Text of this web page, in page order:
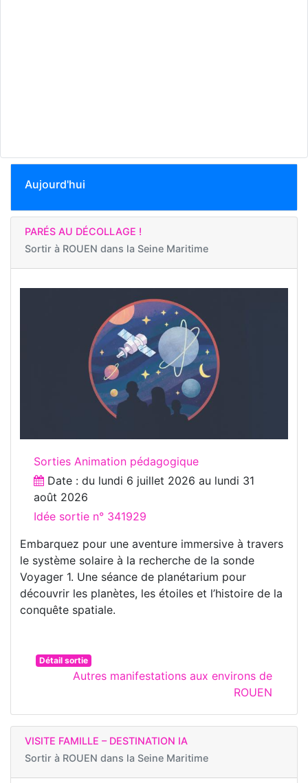
Aujourd'hui
PARÉS AU DÉCOLLAGE !
Sortir à ROUEN dans la Seine Maritime
Sorties Animation pédagogique
Date : du lundi 6 juillet 2026 au lundi 31
août 2026
Idée sortie n° 341929
Embarquez pour une aventure immersive à travers
le système solaire à la recherche de la sonde
Voyager 1. Une séance de planétarium pour
découvrir les planètes, les étoiles et l’histoire de la
conquête spatiale.
Détail sortie
Autres manifestations aux environs de
ROUEN
VISITE FAMILLE – DESTINATION IA
Sortir à ROUEN dans la Seine Maritime